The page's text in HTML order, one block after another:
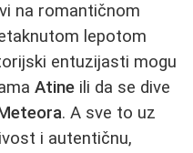
na romantičnom
lepotom
entuzijasti mogu
Atine ili da se dive
. A sve to uz
i autentičnu,